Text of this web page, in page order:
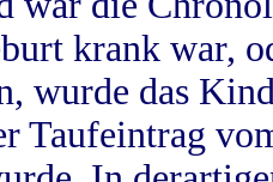
krank war,
wurde das
Taufeintrag